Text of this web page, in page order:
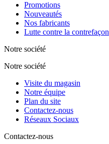
Promotions
Nouveautés
Nos fabricants
Lutte contre la contrefaçon
Notre société
Notre société
Visite du magasin
Notre équipe
Plan du site
Contactez-nous
Réseaux Sociaux
Contactez-nous